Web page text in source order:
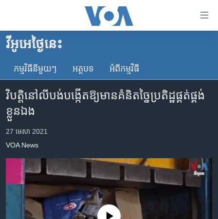
គេហទំព័រ​
ទាក់ទង
និង​
ចូល​
ទំព័រ​
ម្តង
រំលង​
ចូល​
ទំព័រ​
កម្ពុជា
អន្តរជាតិ
ហេឡូវីអូអេ
ទូរទស្សន៍ / វីដេអូ​
វិទ្យុ / ផតខាសថ៍
កម្មវិធីទាំងអស់
វីអូអេថ្ងៃនេះ
កម្មវិធី​នីមួយៗ អត្ថបទ​ អំពី​កម្មវិធី​
វិបត្តិនៅលីបង់បង្កើតឱ្យមានគំនិតច្នៃប្រតិដ្ឋផ្គត់ផ្គង់
ខ្លួនឯង
27 មេសា 2021
VOA News
No media source currently available